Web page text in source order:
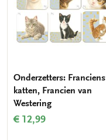
Onderzetters: Franciens
katten, Francien van
Westering
€ 12,99